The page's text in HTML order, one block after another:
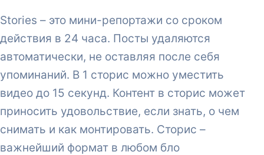
Stories – это мини-репортажи со сроком
действия в 24 часа. Посты удаляются
автоматически, не оставляя после себя
упоминаний. В 1 сторис можно уместить
видео до 15 секунд. Контент в сторис может
приносить удовольствие, если знать, о чем
снимать и как монтировать. Сторис –
важнейший формат в любом бло